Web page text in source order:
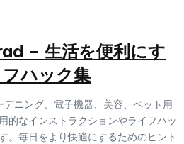
– 生活を便利にす
ハック集
ニング、電子機器、美容、ペット用
的なインストラクションやライフハッ
。毎日をより快適にするためのヒント